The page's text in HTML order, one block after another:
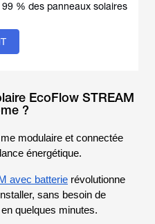
% des panneaux solaires
EcoFlow STREAM
?
modulaire et connectée
énergétique.
avec batterie révolutionne
sans besoin de
quelques minutes.